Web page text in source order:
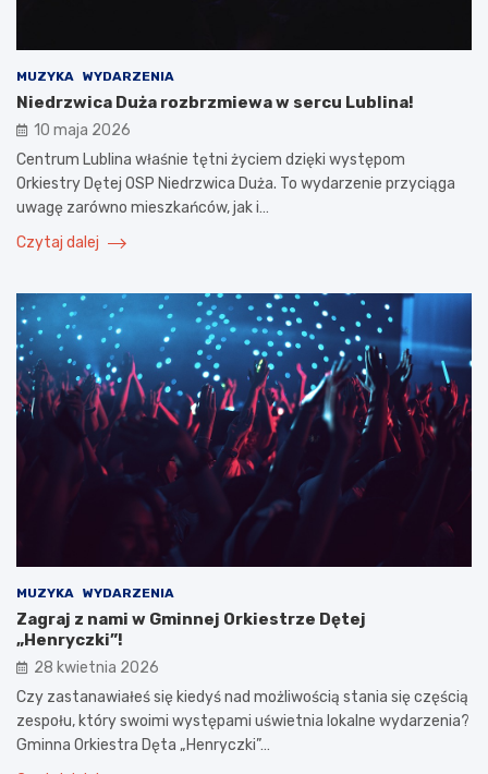
MUZYKA WYDARZENIA
Niedrzwica Duża rozbrzmiewa w sercu Lublina!
10 maja 2026
Centrum Lublina właśnie tętni życiem dzięki występom
Orkiestry Dętej OSP Niedrzwica Duża. To wydarzenie przyciąga
uwagę zarówno mieszkańców, jak i…
Czytaj dalej
MUZYKA WYDARZENIA
Zagraj z nami w Gminnej Orkiestrze Dętej
„Henryczki”!
28 kwietnia 2026
Czy zastanawiałeś się kiedyś nad możliwością stania się częścią
zespołu, który swoimi występami uświetnia lokalne wydarzenia?
Gminna Orkiestra Dęta „Henryczki”…